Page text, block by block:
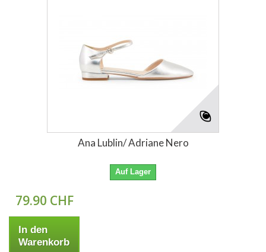
Ana Lublin/ Adriane Nero
Auf Lager
79.90 CHF
In den
Warenkorb